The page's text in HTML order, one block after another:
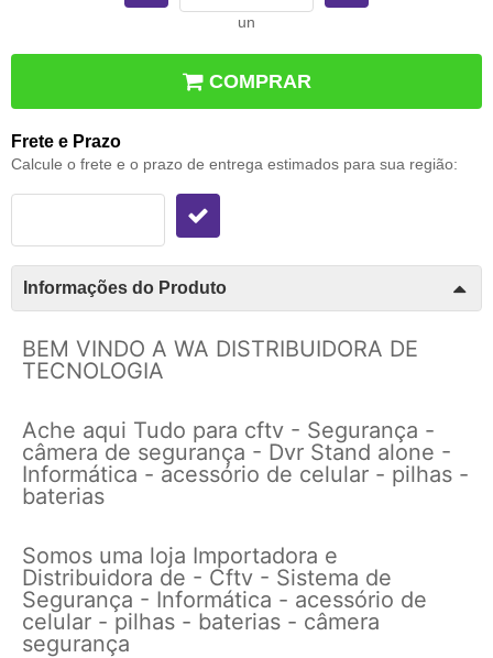
un
COMPRAR
Frete e Prazo
Calcule o frete e o prazo de entrega estimados para sua região:
Informações do Produto
BEM VINDO A WA DISTRIBUIDORA DE
TECNOLOGIA
Ache aqui Tudo para cftv - Segurança -
câmera de segurança - Dvr Stand alone -
Informática - acessório de celular - pilhas -
baterias
Somos uma loja Importadora e
Distribuidora de - Cftv - Sistema de
Segurança - Informática - acessório de
celular - pilhas - baterias - câmera
segurança